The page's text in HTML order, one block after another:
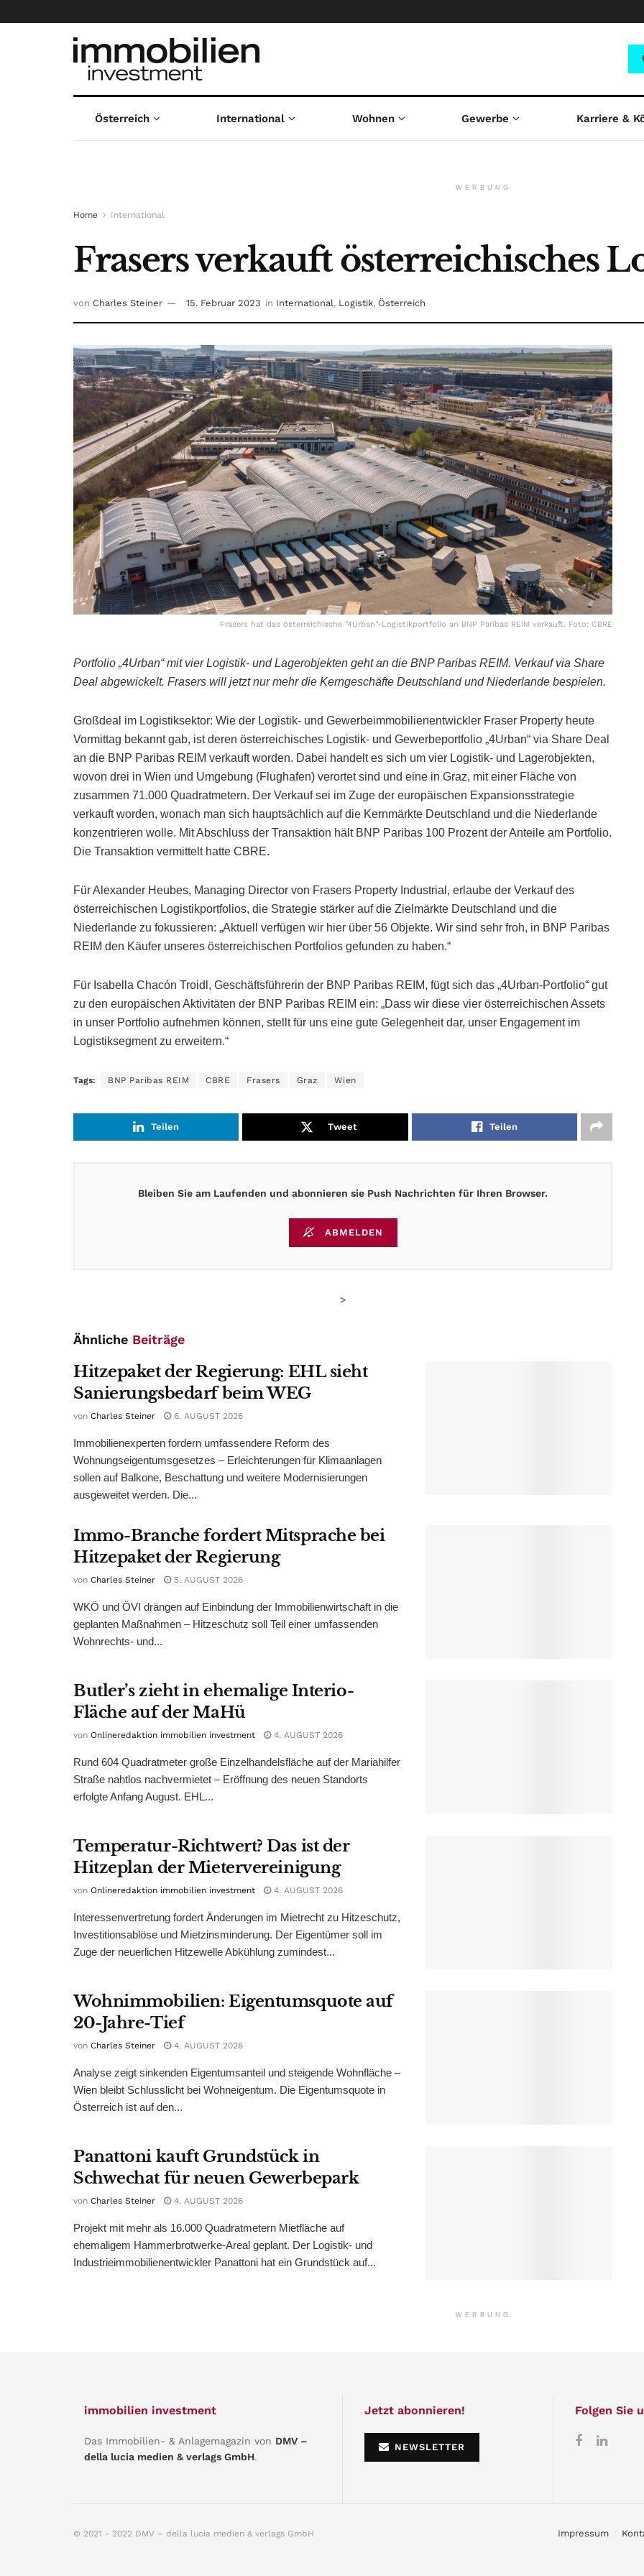
Österreich International Wohnen Gewerbe Karriere &
WERBUNG
Home International
Frasers verkauft österreichisches
von Charles Steiner 15. Februar 2023 in International, Logistik, Österreich
Frasers hat das österreichische "4Urban"-Logistikportfolio an BNP Paribas REIM verkauft. Foto: CBRE
Portfolio „4Urban“ mit vier Logistik- und Lagerobjekten geht an die BNP Paribas REIM. Verkauf via Share
Deal abgewickelt. Frasers will jetzt nur mehr die Kerngeschäfte Deutschland und Niederlande bespielen.
Großdeal im Logistiksektor: Wie der Logistik- und Gewerbeimmobilienentwickler Fraser Property heute
Vormittag bekannt gab, ist deren österreichisches Logistik- und Gewerbeportfolio „4Urban“ via Share Deal
an die BNP Paribas REIM verkauft worden. Dabei handelt es sich um vier Logistik- und Lagerobjekten,
wovon drei in Wien und Umgebung (Flughafen) verortet sind und eine in Graz, mit einer Fläche von
zusammen 71.000 Quadratmetern. Der Verkauf sei im Zuge der europäischen Expansionsstrategie
verkauft worden, wonach man sich hauptsächlich auf die Kernmärkte Deutschland und die Niederlande
konzentrieren wolle. Mit Abschluss der Transaktion hält BNP Paribas 100 Prozent der Anteile am Portfolio.
Die Transaktion vermittelt hatte CBRE.
Für Alexander Heubes, Managing Director von Frasers Property Industrial, erlaube der Verkauf des
österreichischen Logistikportfolios, die Strategie stärker auf die Zielmärkte Deutschland und die
Niederlande zu fokussieren: „Aktuell verfügen wir hier über 56 Objekte. Wir sind sehr froh, in BNP Paribas
REIM den Käufer unseres österreichischen Portfolios gefunden zu haben.“
Für Isabella Chacón Troidl, Geschäftsführerin der BNP Paribas REIM, fügt sich das „4Urban-Portfolio“ gut
zu den europäischen Aktivitäten der BNP Paribas REIM ein: „Dass wir diese vier österreichischen Assets
in unser Portfolio aufnehmen können, stellt für uns eine gute Gelegenheit dar, unser Engagement im
Logistiksegment zu erweitern.“
Tags: BNP Paribas REIM CBRE Frasers Graz Wien
Teilen Tweet Teilen
Bleiben Sie am Laufenden und abonnieren sie Push Nachrichten für Ihren Browser.
ABMELDEN
>
Ähnliche Beiträge
Hitzepaket der Regierung: EHL sieht
Sanierungsbedarf beim WEG
von Charles Steiner 6. AUGUST 2026
Immobilienexperten fordern umfassendere Reform des
Wohnungseigentumsgesetzes – Erleichterungen für Klimaanlagen
sollen auf Balkone, Beschattung und weitere Modernisierungen
ausgeweitet werden. Die...
Immo-Branche fordert Mitsprache bei
Hitzepaket der Regierung
von Charles Steiner 5. AUGUST 2026
WKÖ und ÖVI drängen auf Einbindung der Immobilienwirtschaft in die
geplanten Maßnahmen – Hitzeschutz soll Teil einer umfassenden
Wohnrechts- und...
Butler’s zieht in ehemalige Interio-
Fläche auf der MaHü
von Onlineredaktion immobilien investment 4. AUGUST 2026
Rund 604 Quadratmeter große Einzelhandelsfläche auf der Mariahilfer
Straße nahtlos nachvermietet – Eröffnung des neuen Standorts
erfolgte Anfang August. EHL...
Temperatur-Richtwert? Das ist der
Hitzeplan der Mietervereinigung
von Onlineredaktion immobilien investment 4. AUGUST 2026
Interessenvertretung fordert Änderungen im Mietrecht zu Hitzeschutz,
Investitionsablöse und Mietzinsminderung. Der Eigentümer soll im
Zuge der neuerlichen Hitzewelle Abkühlung zumindest...
Wohnimmobilien: Eigentumsquote auf
20-Jahre-Tief
von Charles Steiner 4. AUGUST 2026
Analyse zeigt sinkenden Eigentumsanteil und steigende Wohnfläche –
Wien bleibt Schlusslicht bei Wohneigentum. Die Eigentumsquote in
Österreich ist auf den...
Panattoni kauft Grundstück in
Schwechat für neuen Gewerbepark
von Charles Steiner 4. AUGUST 2026
Projekt mit mehr als 16.000 Quadratmetern Mietfläche auf
ehemaligem Hammerbrotwerke-Areal geplant. Der Logistik- und
Industrieimmobilienentwickler Panattoni hat ein Grundstück auf...
WERBUNG
immobilien investment
Das Immobilien- & Anlagemagazin von DMV –
della lucia medien & verlags GmbH.
Jetzt abonnieren!
NEWSLETTER
Folgen Sie
Impressum
© 2021 - 2022 DMV – della lucia medien & verlags GmbH